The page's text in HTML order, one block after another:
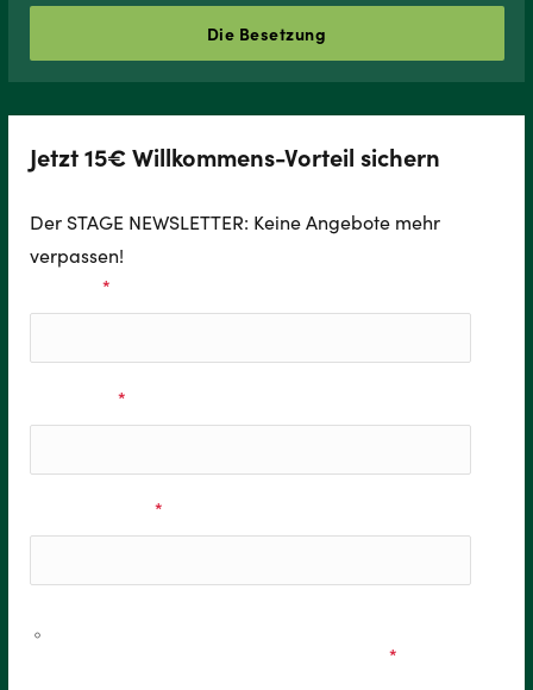
Die Besetzung
Jetzt 15€ Willkommens-Vorteil sichern
Der STAGE NEWSLETTER: Keine Angebote mehr
verpassen!
*
*
*
*